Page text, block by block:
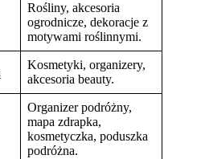
Rośliny, akcesoria
ogrodnicze, dekoracje z
motywami roślinnymi.
Kosmetyki, organizery,
akcesoria beauty.
Organizer podróżny,
mapa zdrapka,
kosmetyczka, poduszka
podróżna.